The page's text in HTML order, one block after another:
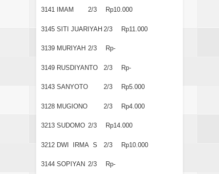
3141 IMAM 2/3 Rp10.000
3145 SITI JUARIYAH 2/3 Rp11.000
3139 MURIYAH 2/3 Rp-
3149 RUSDIYANTO 2/3 Rp-
3143 SANYOTO 2/3 Rp5.000
3128 MUGIONO 2/3 Rp4.000
3213 SUDOMO 2/3 Rp14.000
3212 DWI IRMA S 2/3 Rp10.000
3144 SOPIYAN 2/3 Rp-